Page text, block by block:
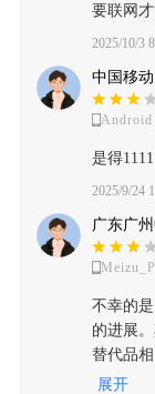
要联网
2025/10/3
中国移
Android
是得
2025/9/24
广东广
不幸的
的进展
替代品
个已经
展开